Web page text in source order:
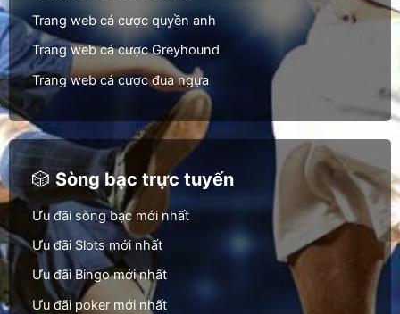
Trang web cá cược quyền anh
Trang web cá cược Greyhound
Trang web cá cược đua ngựa
🎲Sòng bạc trực tuyến
Ưu đãi sòng bạc mới nhất
Ưu đãi Slots mới nhất
Ưu đãi Bingo mới nhất
Ưu đãi poker mới nhất